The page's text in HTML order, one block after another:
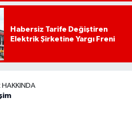
Habersiz Tarife Değiştiren
Elektrik Şirketine Yargı Freni
HAKKINDA